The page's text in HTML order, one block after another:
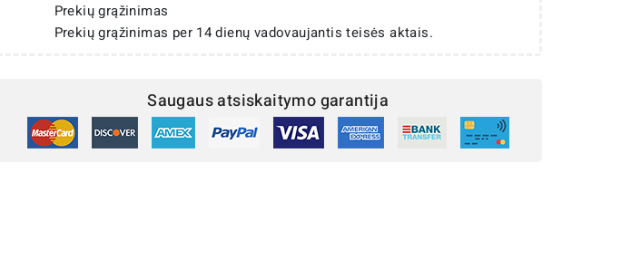
Prekių grąžinimas
Prekių grąžinimas per 14 dienų vadovaujantis teisės aktais.
Saugaus atsiskaitymo garantija